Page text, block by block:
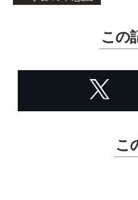
この
こ